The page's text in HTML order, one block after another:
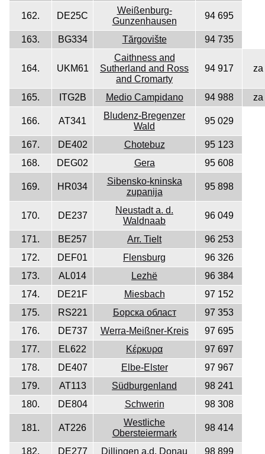
162. DE25C
Weißenburg-
Gunzenhausen
94 695
163. BG334 Tărgovište 94 735
164. UKM61
Caithness and
Sutherland and Ross
and Cromarty
94 917 za
165. ITG2B Medio Campidano 94 988 za
166. AT341
Bludenz-Bregenzer
Wald
95 029
167. DE402 Chotebuz
95 123
168.
DEG02 Gera 95 608
169. HR034
Sibensko-kninska
zupanija
95 898
170. DE237
Neustadt a. d.
Waldnaab
96 049
171. BE257 Arr. Tielt
96 253
172.
DEF01 Flensburg
96 326
173.
AL014 Lezhë
96 384
174.
DE21F Miesbach
97 152
175.
RS221 Борска област
97 353
176.
DE737 Werra-Meißner-Kreis
97 695
177.
EL622 Κέρκυρα
97 697
178.
DE407 Elbe-Elster
97 967
179.
AT113 Südburgenland
98 241
180.
DE804 Schwerin 98 308
181. AT226
Westliche
Obersteiermark
98 414
182. DE277 Dillingen a.d. Donau
98 899